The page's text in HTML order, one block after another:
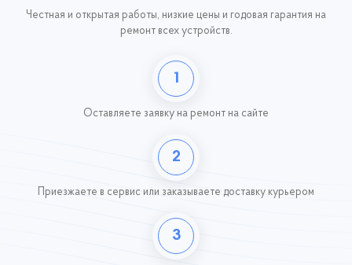
Честная и открытая работы, низкие цены и годовая гарантия на
ремонт всех устройств.
1
Оставляете заявку на ремонт на сайте
2
Приезжаете в сервис или заказываете доставку курьером
3